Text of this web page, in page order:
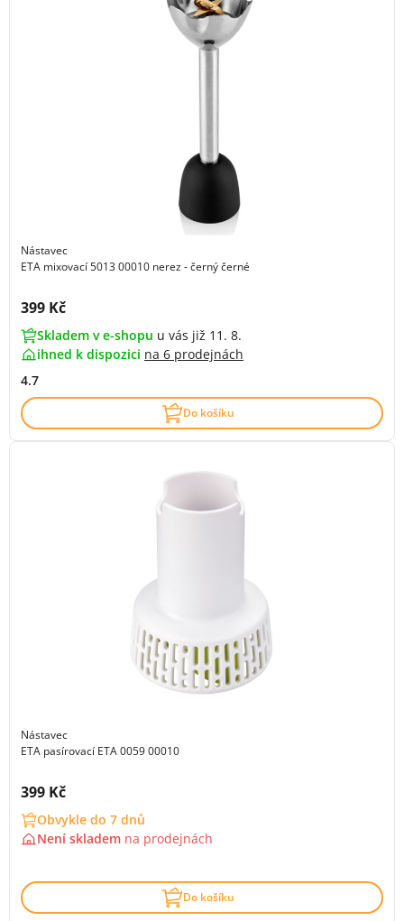
Nástavec
ETA mixovací 5013 00010 nerez - černý černé
Cena s DPH:
399 Kč
Skladem v e-shopu u vás již 11. 8.
ihned k dispozici na 6 prodejnách
4.7
Do košíku
Nástavec
ETA pasírovací ETA 0059 00010
Cena s DPH:
399 Kč
Obvykle do 7 dnů
Není skladem na prodejnách
Do košíku